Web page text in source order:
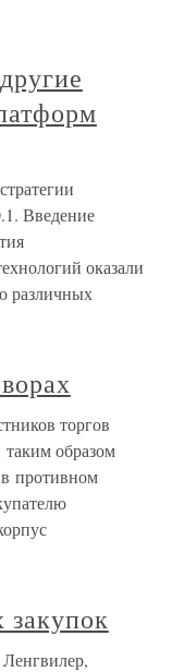
Введение
оказали
различных
торгов
таким образом
в противном
закупок